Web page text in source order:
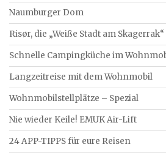
Naumburger Dom
Risør, die „Weiße Stadt am Skagerrak“
Schnelle Campingküche im
Langzeitreise mit dem Wohnmobil
Wohnmobilstellplätze – Spezial
Nie wieder Keile! EMUK Air-Lift
24 APP-TIPPS für eure Reisen